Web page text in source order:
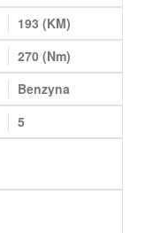
193 (KM)
270 (Nm)
Benzyna
5